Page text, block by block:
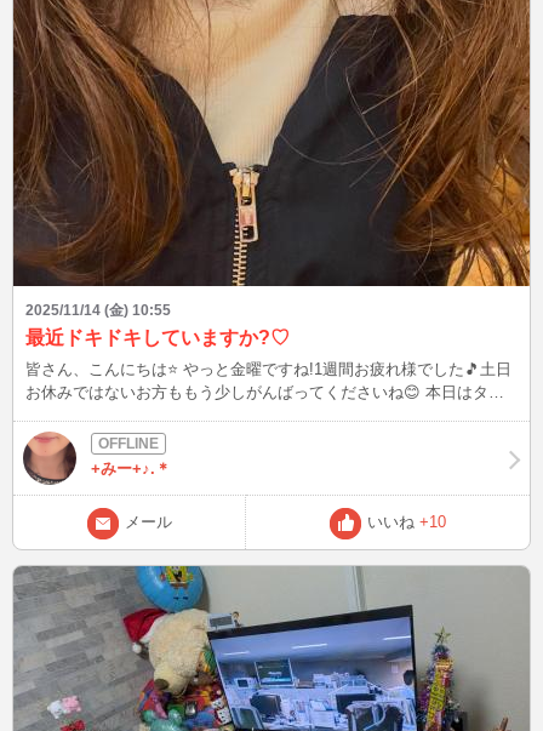
2025/11/14 (金) 10:55
最近ドキドキしていますか?♡
皆さん、こんにちは⭐️ やっと金曜ですね!1週間お疲れ様でした🎵土日
お休みではないお方ももう少しがんばってくださいね😊 本日はタイ
せて下さい🤭 大好きだよ ずっと一緒にいたい 君のすべてが知りたい
何をしていても君のことが離れない 入力しているだけでもドキドキ
しています（笑） 女性が言われて嬉しい言葉とのことです🤭数年前
にとある方より教えてもらいました! ちなみに私は… 今夜は帰したく
ない です🤭 なかなか言えない?（笑） ドキドキすることによって
女性は魅力がアップするようなので言われたら嬉しいですよね🥹 本
日の画像は友人にデジタルパーマをかけてもらった後、ご飯に行って
きました✨ とっても楽しかったです🎵
+みー+♪.＊
メール いいね +10